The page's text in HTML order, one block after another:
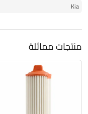
Kia
منتجات مماثلة